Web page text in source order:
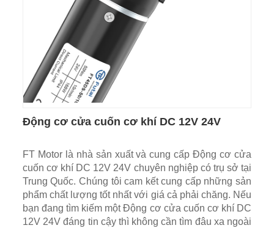
Động cơ cửa cuốn cơ khí DC 12V 24V
FT Motor là nhà sản xuất và cung cấp Động cơ cửa
cuốn cơ khí DC 12V 24V chuyên nghiệp có trụ sở tại
Trung Quốc. Chúng tôi cam kết cung cấp những sản
phẩm chất lượng tốt nhất với giá cả phải chăng. Nếu
bạn đang tìm kiếm một Động cơ cửa cuốn cơ khí DC
12V 24V đáng tin cậy thì không cần tìm đâu xa ngoài